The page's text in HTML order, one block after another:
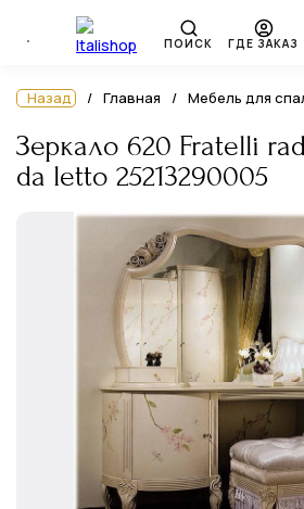
ПОИСК ГДЕ ЗАКАЗ
Назад Главная Мебель для
Зеркало 620 Fratelli
da letto 25213290005